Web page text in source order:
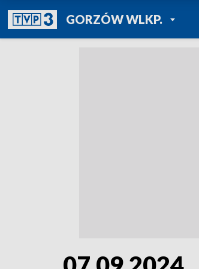
GORZÓW WLKP.POWRÓT DO
TVP REGIONY